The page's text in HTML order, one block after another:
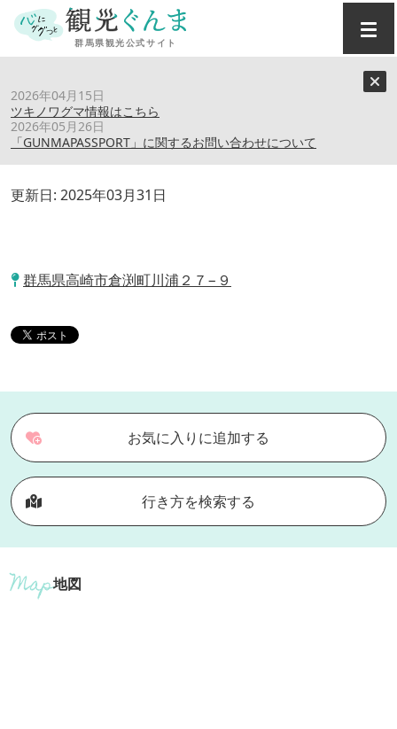
2026年04月15日
ツキノワグマ情報はこちら
2026年05月26日
「GUNMAPASSPORT」に関するお問い合わせについて
わらび平森林公園キャンプ場
更新日: 2025年03月31日
群馬県高崎市倉渕町川浦２７−９
お気に入りに追加する
行き方を検索する
地図